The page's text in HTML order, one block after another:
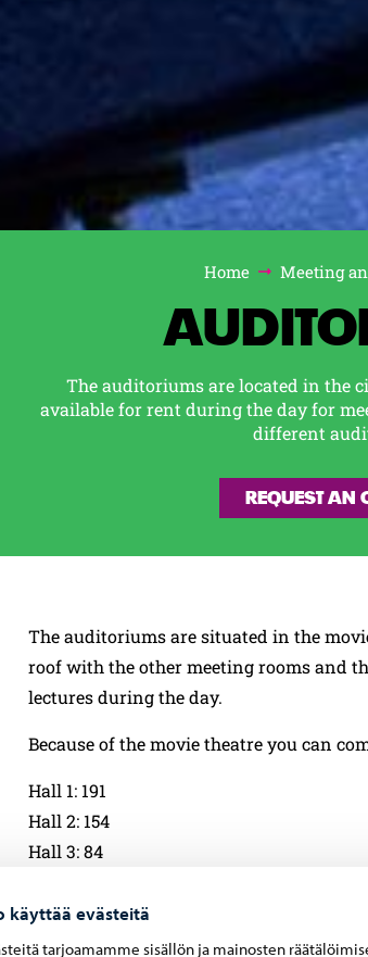
käyttää evästeitä
tarjoamamme sisällön ja mainosten
Home Meeting
The auditoriums are located in the
available for rent during the day for
different
REQUEST AN
The auditoriums are situated in the
roof with the other meeting rooms and
lectures during the day.
Because of the movie theatre you can
Hall 1: 191
Hall 2: 154
Hall 3: 84
More information: